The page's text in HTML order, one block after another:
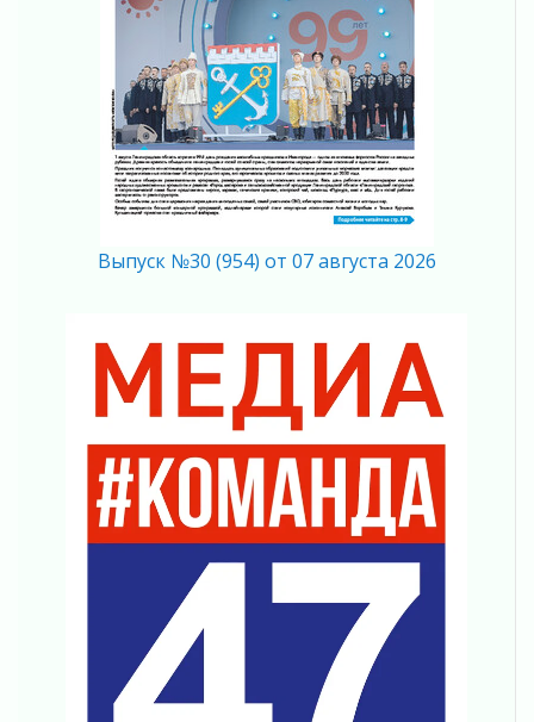
04 августа 2026
Без риска для здоровья и кошелька
04 августа 2026
Важная информация
04 августа 2026
Что делать со сбережениями
04 августа 2026
03 августа 2026
Поддержка волонтерских объединений
03 августа 2026
Ладожский мост полностью закроют на два
часа
03 августа 2026
Музеи Ленобласти обновляют пространства
03 августа 2026
Новая площадка: 2027
Часть медиков в Ленобласти сможет
рассчитывать на доплату от региона
03 августа 2026
За сутки в Ленинградской области
Выпуск №30 (954) от 07 августа 2026